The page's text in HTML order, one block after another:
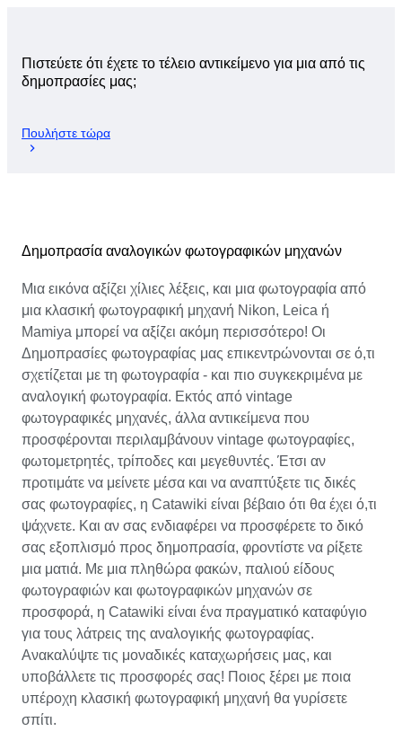
Πιστεύετε ότι έχετε το τέλειο αντικείμενο για μια από τις
δημοπρασίες μας;
Πουλήστε τώρα
Δημοπρασία αναλογικών φωτογραφικών μηχανών
Μια εικόνα αξίζει χίλιες λέξεις, και μια φωτογραφία από
μια κλασική φωτογραφική μηχανή Nikon, Leica ή
Mamiya μπορεί να αξίζει ακόμη περισσότερο! Οι
Δημοπρασίες φωτογραφίας μας επικεντρώνονται σε ό,τι
σχετίζεται με τη φωτογραφία - και πιο συγκεκριμένα με
αναλογική φωτογραφία. Εκτός από vintage
φωτογραφικές μηχανές, άλλα αντικείμενα που
προσφέρονται περιλαμβάνουν vintage φωτογραφίες,
φωτομετρητές, τρίποδες και μεγεθυντές. Έτσι αν
προτιμάτε να μείνετε μέσα και να αναπτύξετε τις δικές
σας φωτογραφίες, η Catawiki είναι βέβαιο ότι θα έχει ό,τι
ψάχνετε. Και αν σας ενδιαφέρει να προσφέρετε το δικό
σας εξοπλισμό προς δημοπρασία, φροντίστε να ρίξετε
μια ματιά. Με μια πληθώρα φακών, παλιού είδους
φωτογραφιών και φωτογραφικών μηχανών σε
προσφορά, η Catawiki είναι ένα πραγματικό καταφύγιο
για τους λάτρεις της αναλογικής φωτογραφίας.
Ανακαλύψτε τις μοναδικές καταχωρήσεις μας, και
υποβάλλετε τις προσφορές σας! Ποιος ξέρει με ποια
υπέροχη κλασική φωτογραφική μηχανή θα γυρίσετε
σπίτι.